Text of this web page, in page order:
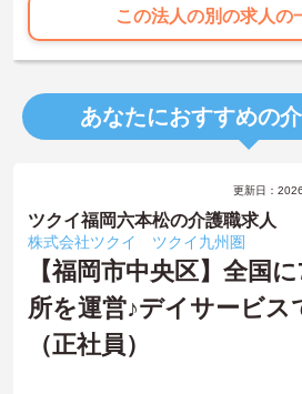
この法人の別の求人の
あなたにおすすめの
更新日：
ツクイ福岡六本松の介護職求人
株式会社ツクイ ツクイ九州圏
【福岡市中央区】全国
所を運営♪デイサービス
（正社員）